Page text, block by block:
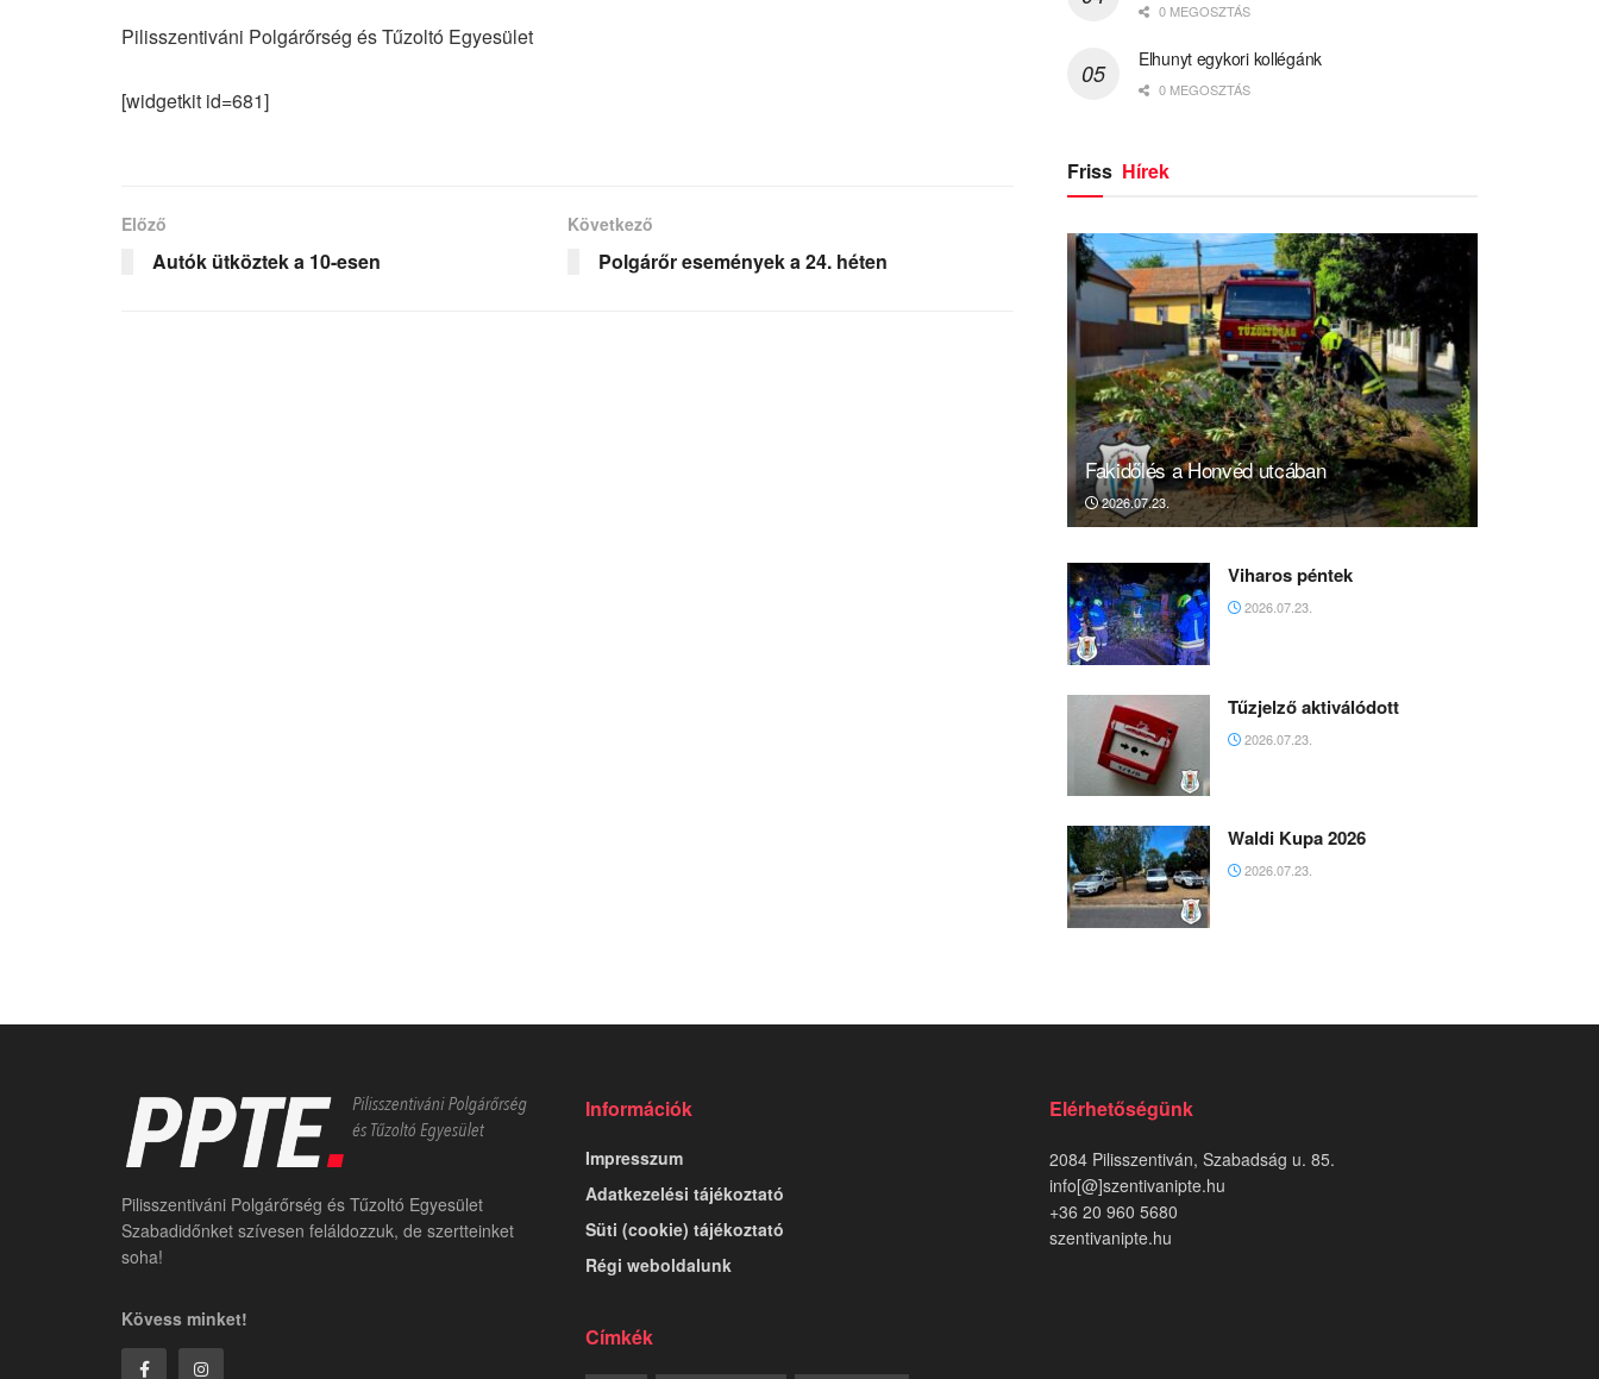
Pilisszentiváni Polgárőrség és Tűzoltó Egyesület
[widgetkit id=681]
Előző
Autók ütköztek a 10-esen
Következő
Polgárőr események a 24. héten
0 MEGOSZTÁS
Elhunyt egykori kollégánk
0 MEGOSZTÁS
Friss Hírek
Fakidőlés a Honvéd utcában
2026.07.23.
Viharos péntek
2026.07.23.
Tűzjelző aktiválódott
2026.07.23.
Waldi Kupa 2026
2026.07.23.
Pilisszentiváni Polgárőrség és Tűzoltó Egyesület
Szabadidőnket szívesen feláldozzuk, de szertteinket
soha!
Kövess minket!
Információk
Impresszum
Adatkezelési tájékoztató
Süti (cookie) tájékoztató
Régi weboldalunk
Címkék
Elérhetőségünk
2084 Pilisszentiván, Szabadság u. 85.
info[@]szentivanipte.hu
+36 20 960 5680
szentivanipte.hu